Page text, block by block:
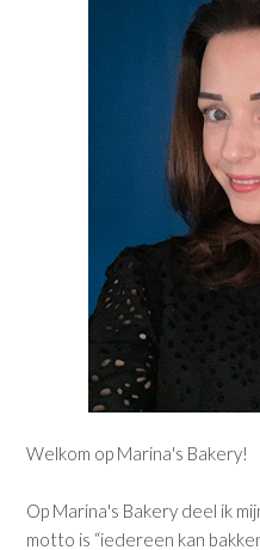
Welkom op Marina's Bakery!
Op Marina's Bakery deel ik
motto is “iedereen kan